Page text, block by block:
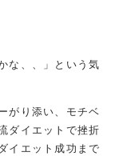
な、、」という気
がり添い、モチベ
ダイエットで挫折
イエット成功まで